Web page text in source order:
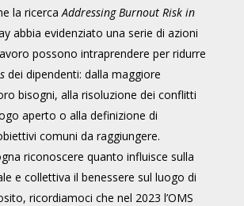
la ricercaAddressing Burnout Risk in
abbia evidenziato una serie di azioni
possono intraprendere per ridurre
dei dipendenti: dalla maggiore
bisogni, alla risoluzione dei conflitti
aperto o alla definizione di
comuni da raggiungere.
riconoscere quanto influisce sulla
e collettiva il benessere sul luogo di
ricordiamoci che nel 2023 l’OMS